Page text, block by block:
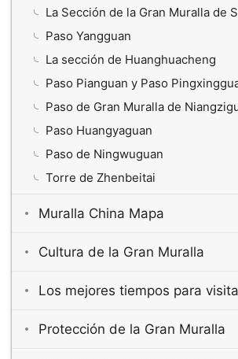
La Sección de la Gran Muralla de
Paso Yangguan
La sección de Huanghuacheng
Paso Pianguan y Paso
Paso de Gran Muralla de
Paso Huangyaguan
Paso de Ningwuguan
Torre de Zhenbeitai
Muralla China Mapa
Cultura de la Gran Muralla
Los mejores tiempos para
Protección de la Gran Muralla